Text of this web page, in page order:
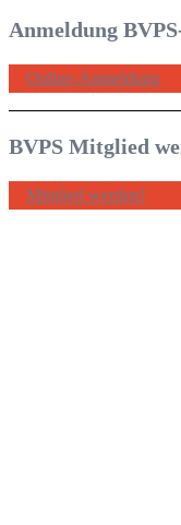
Anmeldung
Online-Anmeldung
BVPS Mitglied
Mitglied werden!